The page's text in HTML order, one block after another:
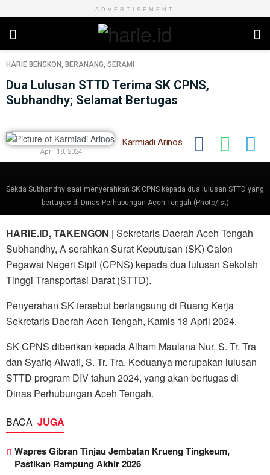
ADVERTISEMENT
HARIE BENGKON, BERANANG, SERAMI
Dua Lulusan STTD Terima SK CPNS,
Subhandhy; Selamat Bertugas
Karmiadi Arinos
April 18, 2024
Sekda Subhandhy saat menyerahkan SK CPNS kepada dua lulusan STTD yang
bertugas di Dinas Perhubungan Aceh Tengah (Photo/Ist)
HARIE.ID, TAKENGON | Sekretaris Daerah Aceh Tengah
Subhandhy, A serahkan Surat Keputusan (SK) Calon
Pegawai Negeri Sipil (CPNS) kepada dua lulusan Sekolah
Tinggi Transportasi Darat (STTD).
Penyerahan SK tersebut berlangsung di Ruang Kerja
Sekretaris Daerah Aceh Tengah, Kamis 18 April 2024.
SK CPNS diberikan kepada Alham Maulana Nur, S. Tr. Tra
dan Syafiq Alwafi, S. Tr. Tra. Keduanya merupakan lulusan
STTD program DIV tahun 2024, yang akan bertugas di
Dinas Perhubungan Aceh Tengah.
BACA JUGA
Wapres Gibran Tinjau Jembatan Krueng Tingkeum,
Pastikan Rampung Akhir 2026